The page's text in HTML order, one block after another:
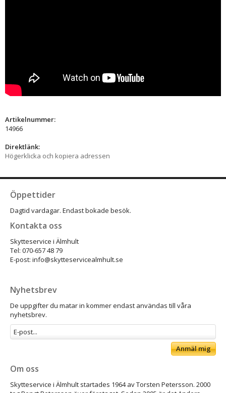
Artikelnummer:
14966
Direktlänk:
Högerklicka och kopiera adressen
Öppettider
Dagtid vardagar. Endast bokade besök.
Kontakta oss
Skytteservice i Älmhult
Tel: 070-657 48 79
E-post: info@skytteservicealmhult.se
Nyhetsbrev
De uppgifter du matar in kommer endast användas till våra
nyhetsbrev.
Anmäl mig
Om oss
Skytteservice i Älmhult startades 1964 av Torsten Petersson. 2000